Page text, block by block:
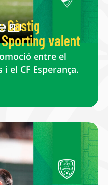
Càstig
valent
entre el
el CF Esperança.